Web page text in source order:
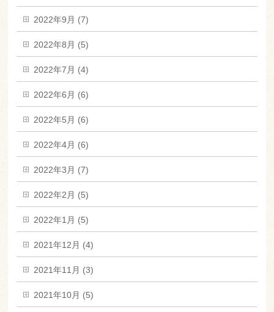
2022年9月 (7)
2022年8月 (5)
2022年7月 (4)
2022年6月 (6)
2022年5月 (6)
2022年4月 (6)
2022年3月 (7)
2022年2月 (5)
2022年1月 (5)
2021年12月 (4)
2021年11月 (3)
2021年10月 (5)